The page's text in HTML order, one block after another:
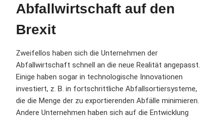
Abfallwirtschaft auf den
Brexit
Zweifellos haben sich die Unternehmen der
Abfallwirtschaft schnell an die neue Realität angepasst.
Einige haben sogar in technologische Innovationen
investiert, z. B. in fortschrittliche Abfallsortiersysteme,
die die Menge der zu exportierenden Abfälle minimieren.
Andere Unternehmen haben sich auf die Entwicklung